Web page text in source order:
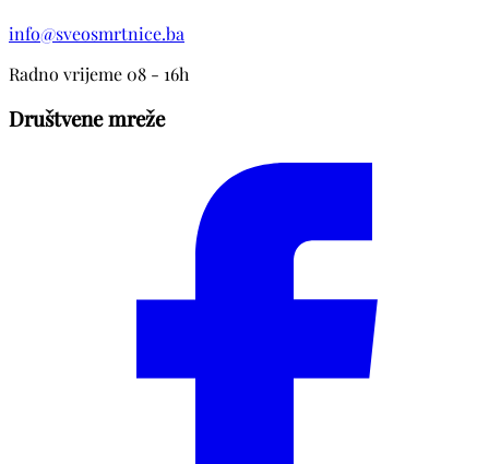
info@sveosmrtnice.ba
Radno vrijeme 08 - 16h
Društvene mreže